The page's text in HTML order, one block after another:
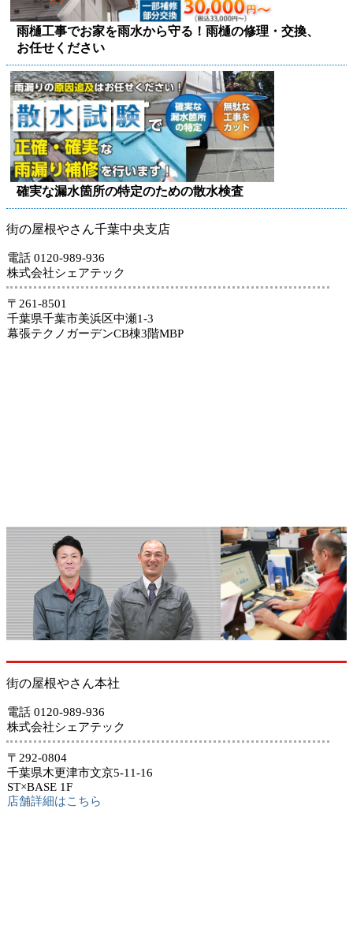
雨樋工事でお家を雨水から守る！雨樋の修理・交換、
お任せください
確実な漏水箇所の特定のための散水検査
街の屋根やさん千葉中央支店
電話 0120-989-936
株式会社シェアテック
〒261-8501
千葉県千葉市美浜区中瀬1-3
幕張テクノガーデンCB棟3階MBP
街の屋根やさん本社
電話 0120-989-936
株式会社シェアテック
〒292-0804
千葉県木更津市文京5-11-16
ST×BASE 1F
店舗詳細はこちら